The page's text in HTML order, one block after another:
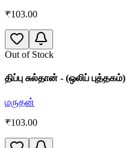
₹103.00
Out of Stock
திப்பு சுல்தான் - (ஒலிப் புத்தகம்)
மருதன்
₹103.00